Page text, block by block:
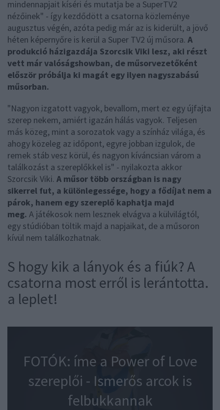
mindennapjait kíséri és mutatja be a SuperTV2
nézőinek" - így kezdődött a csatorna közleménye
augusztus végén, azóta pedig már az is kiderült, a jövő
héten képernyőre is kerül a Super TV2 új műsora. A
produkció házigazdája Szorcsik Viki lesz, aki részt
vett már valóságshowban, de műsorvezetőként
először próbálja ki magát egy ilyen nagyszabású
műsorban.
"Nagyon izgatott vagyok, bevallom, mert ez egy újfajta
szerep nekem, amiért igazán hálás vagyok. Teljesen
más közeg, mint a sorozatok vagy a színház világa, és
ahogy közeleg az időpont, egyre jobban izgulok, de
remek stáb vesz körül, és nagyon kíváncsian várom a
találkozást a szereplőkkel is" - nyilakozta akkor
Szorcsik Viki. A műsor több országban is nagy
sikerrel fut, a különlegessége, hogy a fődíjat nem a
párok, hanem egy szereplő kaphatja majd
meg. A játékosok nem lesznek elvágva a külvilágtól,
egy stúdióban töltik majd a napjaikat, de a műsoron
kívül nem találkozhatnak.
S hogy kik a lányok és a fiúk? A
csatorna most erről is lerántotta.
a leplet!
FOTÓK: íme a Power of Love
szereplői - Ismerős arcok is
felbukkannak